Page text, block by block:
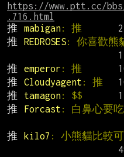
https://www.ptt.cc/bbs/
.716.html
推
mabigan: 推
推
REDROSES: 你喜歡熊
推
emperor : 推
推
Cloudyagent : 推
推
tamagon: $$
推
Forcast : 白鼻心要
推
kilo7 : 小熊貓比較